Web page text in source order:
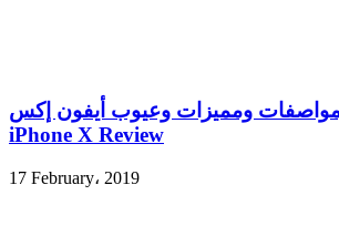
ومميزات وعيوب أيفون إكس –
iPhone X Review
17 February، 2019